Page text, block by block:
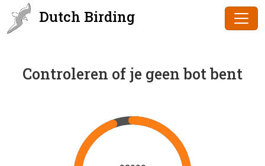
Dutch Birding
Controleren of je geen bot bent